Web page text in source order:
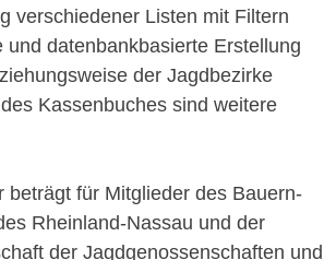
verschiedener Listen mit Filtern
und datenbankbasierte Erstellung
der Jagdbezirke
Kassenbuches sind weitere
beträgt für Mitglieder des Bauern-
Rheinland-Nassau und der
der Jagdgenossenschaften und